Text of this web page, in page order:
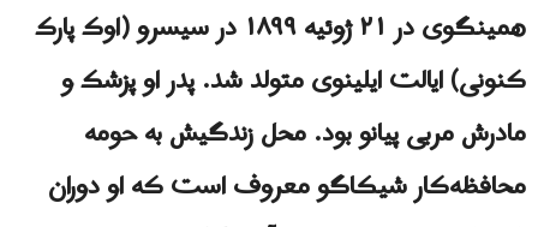
همینگوی در ۲۱ ژوئیه ۱۸۹۹ در سیسرو (اوک پارک
کنونی) ایالت ایلینوی متولد شد. پدر او پزشک و
مادرش مربی پیانو بود. محل زندگیش به حومه
محافظه‌کار شیکاگو معروف است که او دوران